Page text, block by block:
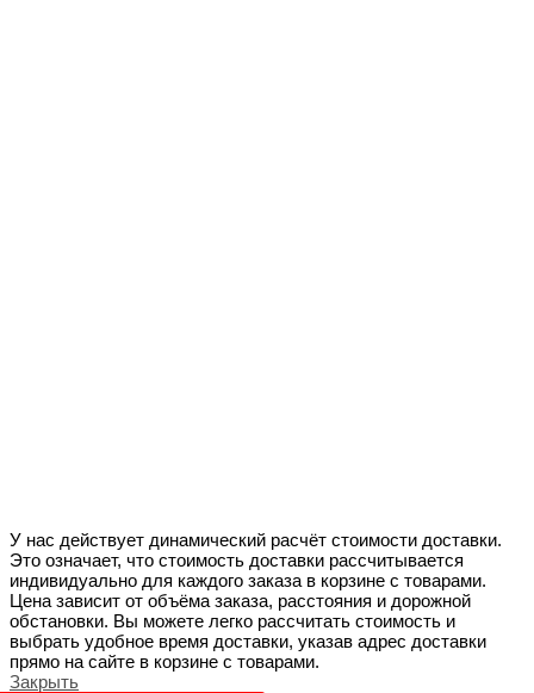
У нас действует динамический расчёт стоимости доставки.
Это означает, что стоимость доставки рассчитывается
индивидуально для каждого заказа в корзине с товарами.
Цена зависит от объёма заказа, расстояния и дорожной
обстановки. Вы можете легко рассчитать стоимость и
выбрать удобное время доставки, указав адрес доставки
прямо на сайте в корзине с товарами.
Закрыть